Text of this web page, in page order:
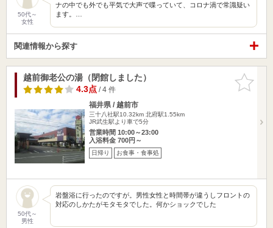
50代～
女性
ナの中でも外でも平気で大声で喋っていて、コロナ渦で常識疑い
ます。…
関連情報から探す
お気に入
りに追加
越前御老公の湯（閉館しました）
4.3点/ 4 件
福井県 / 越前市
三十八社駅10.32km 北府駅1.55km
JR武生駅より車で5分
営業時間 10:00～23:00
入浴料金 700円～
日帰り お食事・食事処
50代～
男性
岩盤浴に行ったのですが。男性女性と時間帯が違うしフロントの
対応のしかたがモタモタでした。何かショックでした